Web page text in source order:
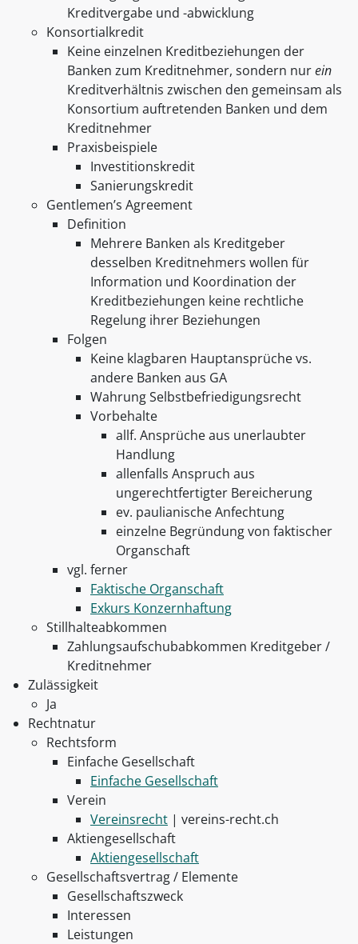
Kreditvergabe und -abwicklung
Konsortialkredit
Keine einzelnen Kreditbeziehungen der
Banken zum Kreditnehmer, sondern nurein
Kreditverhältnis zwischen den gemeinsam als
Konsortium auftretenden Banken und dem
Kreditnehmer
Praxisbeispiele
Investitionskredit
Sanierungskredit
Gentlemen’s Agreement
Definition
Mehrere Banken als Kreditgeber
desselben Kreditnehmers wollen für
Information und Koordination der
Kreditbeziehungen keine rechtliche
Regelung ihrer Beziehungen
Folgen
Keine klagbaren Hauptansprüche vs.
andere Banken aus GA
Wahrung Selbstbefriedigungsrecht
Vorbehalte
allf. Ansprüche aus unerlaubter
Handlung
allenfalls Anspruch aus
ungerechtfertigter Bereicherung
ev. paulianische Anfechtung
einzelne Begründung von faktischer
Organschaft
vgl. ferner
Faktische Organschaft
Exkurs Konzernhaftung
Stillhalteabkommen
Zahlungsaufschubabkommen Kreditgeber /
Kreditnehmer
Zulässigkeit
Ja
Rechtnatur
Rechtsform
Einfache Gesellschaft
Einfache Gesellschaft
Verein
Vereinsrecht | vereins-recht.ch
Aktiengesellschaft
Aktiengesellschaft
Gesellschaftsvertrag / Elemente
Gesellschaftszweck
Interessen
Leistungen